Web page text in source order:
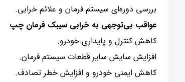
بررسی دوره‌ای سیستم فرمان و علائم خرابی.
عواقب بی‌توجهی به خرابی سیبک فرمان چپ
کاهش کنترل و پایداری خودرو.
افزایش سایش سایر قطعات سیستم فرمان.
کاهش ایمنی خودرو و افزایش خطر تصادف.